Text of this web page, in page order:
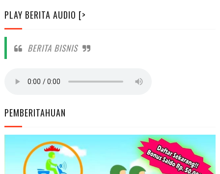
PLAY BERITA AUDIO [>
BERITA BISNIS
PEMBERITAHUAN